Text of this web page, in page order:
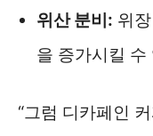
위산 분비: 위
을 증가시킬 수
“그럼 디카페인